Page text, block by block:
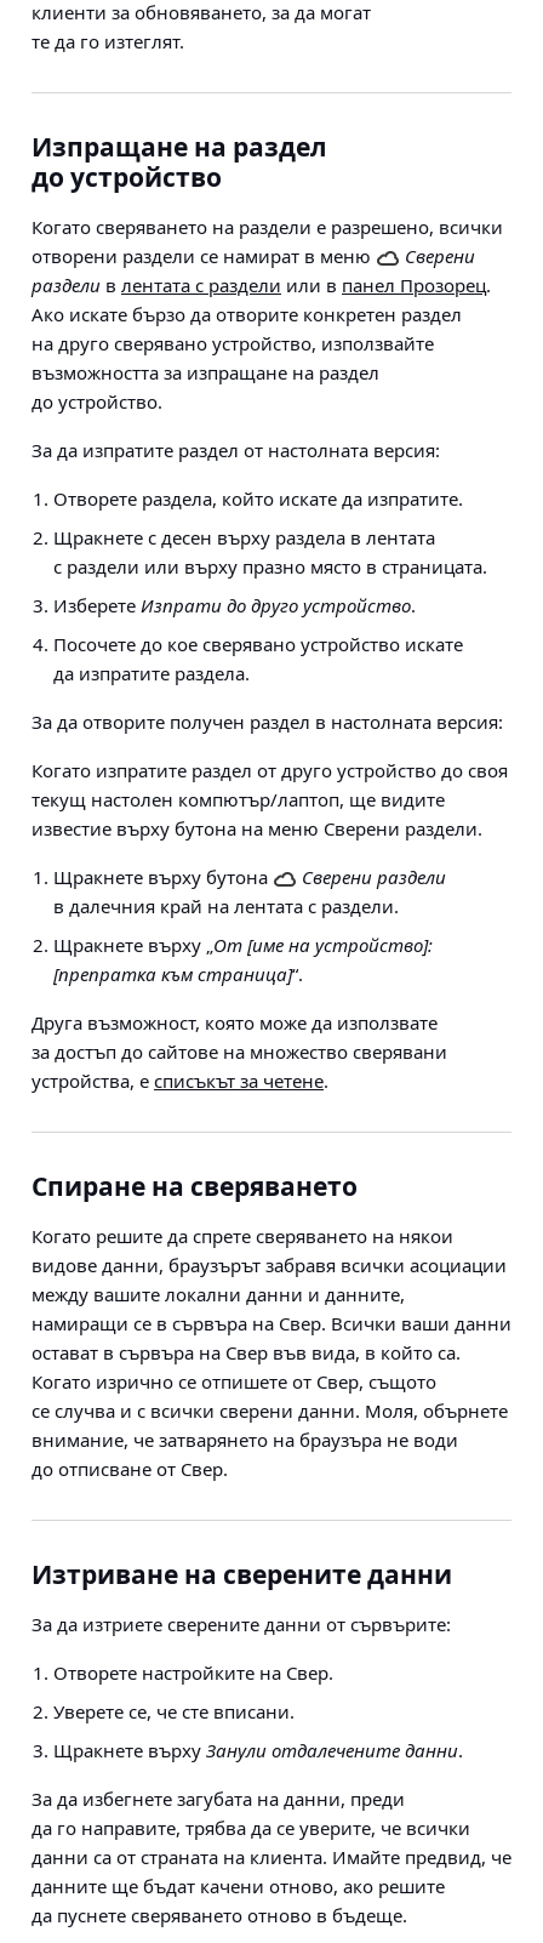
клиенти за обновяването, за да могат
те да го изтеглят.
Изпращане на раздел
до устройство
Когато сверяването на раздели е разрешено, всички
отворени раздели се намират в меню
Сверени
раздели в лентата с раздели или в панел Прозорец.
Ако искате бързо да отворите конкретен раздел
на друго сверявано устройство, използвайте
възможността за изпращане на раздел
до устройство.
За да изпратите раздел от настолната версия:
Отворете раздела, който искате да изпратите.
Щракнете с десен върху раздела в лентата
с раздели или върху празно място в страницата.
Изберете Изпрати до друго устройство.
Посочете до кое сверявано устройство искате
да изпратите раздела.
За да отворите получен раздел в настолната версия:
Когато изпратите раздел от друго устройство до своя
текущ настолен компютър/лаптоп, ще видите
известие върху бутона на меню Сверени раздели.
Щракнете върху бутона
Сверени раздели
в далечния край на лентата с раздели.
Щракнете върху „От [име на устройство]:
[препратка към страница]“.
Друга възможност, която може да използвате
за достъп до сайтове на множество сверявани
устройства, е списъкът за четене.
Спиране на сверяването
Когато решите да спрете сверяването на някои
видове данни, браузърът забравя всички асоциации
между вашите локални данни и данните,
намиращи се в сървъра на Свер. Всички ваши данни
остават в сървъра на Свер във вида, в който са.
Когато изрично се отпишете от Свер, същото
се случва и с всички сверени данни. Моля, обърнете
внимание, че затварянето на браузъра не води
до отписване от Свер.
Изтриване на сверените данни
За да изтриете сверените данни от сървърите:
Отворете настройките на Свер.
Уверете се, че сте вписани.
Щракнете върху Занули отдалечените данни.
За да избегнете загубата на данни, преди
да го направите, трябва да се уверите, че всички
данни са от страната на клиента. Имайте предвид, че
данните ще бъдат качени отново, ако решите
да пуснете сверяването отново в бъдеще.